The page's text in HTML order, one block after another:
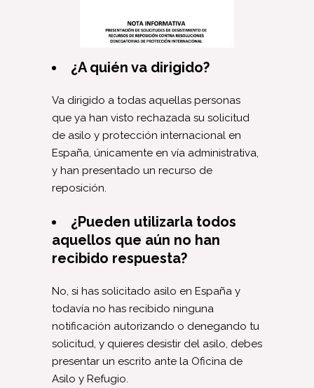
¿A quién va dirigido?
Va dirigido a todas aquellas personas
que ya han visto rechazada su solicitud
de asilo y protección internacional en
España, únicamente en vía administrativa,
y han presentado un recurso de
reposición.
¿Pueden utilizarla todos
aquellos que aún no han
recibido respuesta?
No, si has solicitado asilo en España y
todavía no has recibido ninguna
notificación autorizando o denegando tu
solicitud, y quieres desistir del asilo, debes
presentar un escrito ante la Oficina de
Asilo y Refugio.